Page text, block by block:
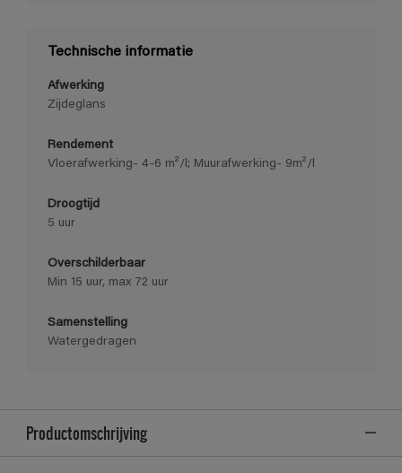
Technische informatie
Afwerking
Zijdeglans
Rendement
Vloerafwerking- 4-6 m²/l; Muurafwerking- 9m²/l
Droogtijd
5 uur
Overschilderbaar
Min 15 uur, max 72 uur
Samenstelling
Watergedragen
Productomschrijving